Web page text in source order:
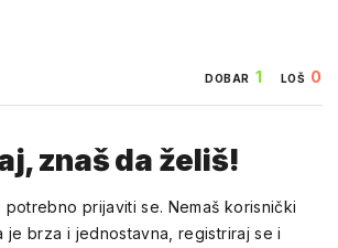
DOBAR 1 LOŠ 0
znaš da želiš!
potrebno prijaviti se. Nemaš korisnički
je brza i jednostavna, registriraj se i